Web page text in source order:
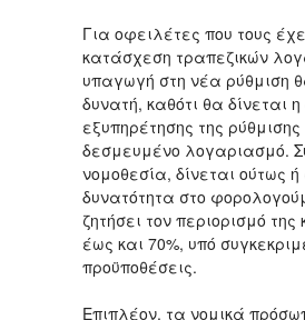
Για οφειλέτες που τους
κατάσχεση τραπεζικών
υπαγωγή στη νέα ρύθμιση
δυνατή, καθότι θα δίνεται
εξυπηρέτησης της
δεσμευμένο λογαριασμό.
νομοθεσία, δίνεται ούτως
δυνατότητα στο
ζητήσει τον περιορισμό
έως και 70%, υπό
προϋποθέσεις.
Επιπλέον, τα νομικά